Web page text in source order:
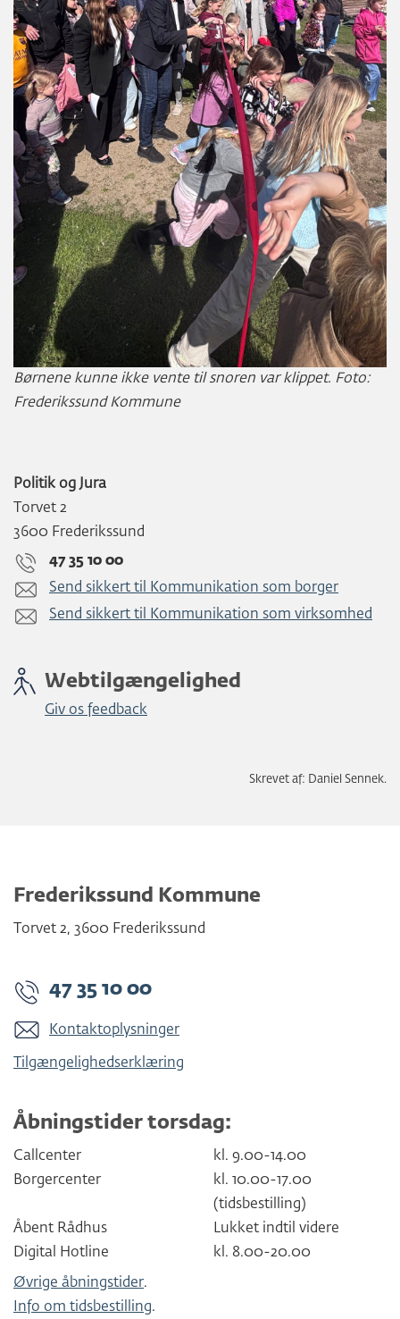
Børnene kunne ikke vente til snoren var klippet. Foto:
Frederikssund Kommune
Politik og Jura
Torvet 2
3600 Frederikssund
47 35 10 00
Send sikkert til Kommunikation som borger
Send sikkert til Kommunikation som virksomhed
Webtilgængelighed
Giv os feedback
Skrevet af: Daniel Sennek.
Frederikssund Kommune
Torvet 2, 3600 Frederikssund
47 35 10 00
Kontaktoplysninger
Tilgængelighedserklæring
Åbningstider torsdag:
Callcenter
kl. 9.00-14.00
Borgercenter
kl. 10.00-17.00
(tidsbestilling)
Åbent Rådhus
Lukket indtil videre
Digital Hotline
kl. 8.00-20.00
Øvrige åbningstider.
Info om tidsbestilling.